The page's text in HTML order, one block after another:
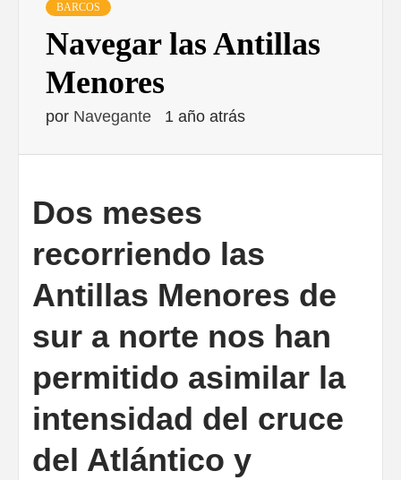
BARCOS
Navegar las Antillas
Menores
por Navegante 1 año atrás
Dos meses
recorriendo las
Antillas Menores de
sur a norte nos han
permitido asimilar la
intensidad del cruce
del Atlántico y